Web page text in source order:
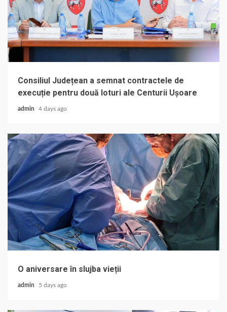
Consiliul Județean a semnat contractele de
execuție pentru două loturi ale Centurii Ușoare
admin 4 days ago
O aniversare în slujba vieții
admin 5 days ago